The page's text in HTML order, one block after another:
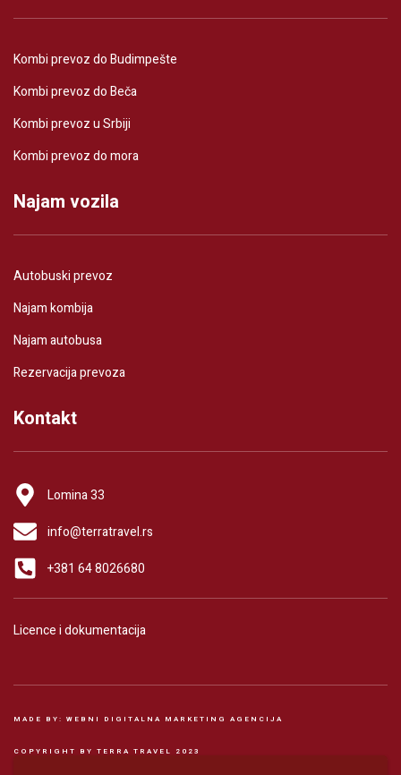
Kombi prevoz do Budimpešte
Kombi prevoz do Beča
Kombi prevoz u Srbiji
Kombi prevoz do mora
Najam vozila
Autobuski prevoz
Najam kombija
Najam autobusa
Rezervacija prevoza
Kontakt
Lomina 33
info@terratravel.rs
+381 64 8026680
Licence i dokumentacija
MADE BY: WEBNI DIGITALNA MARKETING AGENCIJA
COPYRIGHT BY TERRA TRAVEL 2023